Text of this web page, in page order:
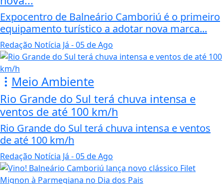
Expocentro de Balneário Camboriú é o primeiro
equipamento turístico a adotar nova marca...
Redação Notícia Já - 05 de Ago
Meio Ambiente
Rio Grande do Sul terá chuva intensa e
ventos de até 100 km/h
Rio Grande do Sul terá chuva intensa e ventos
de até 100 km/h
Redação Notícia Já - 05 de Ago